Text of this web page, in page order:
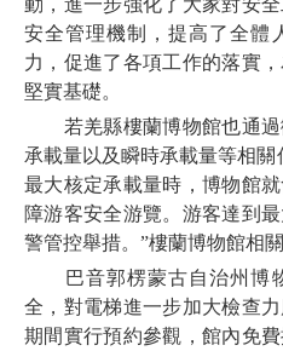
動，進一步強化了大家對安
安全管理機制，提高了全體
力，促進了各項工作的落實
堅實基礎。
若羌縣樓蘭博物館也通過
承載量以及瞬時承載量等相關
最大核定承載量時，博物館
障游客安全游覽。游客達到
警管控舉措。”樓蘭博物館相
巴音郭楞蒙古自治州博
全，對電梯進一步加大檢查
期間實行預約參觀，館內免